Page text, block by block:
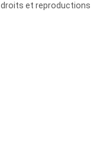
droits et reproductions